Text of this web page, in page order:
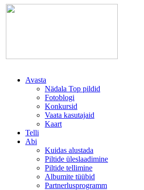
Avasta
Nädala Top pildid
Fotoblogi
Konkursid
Vaata kasutajaid
Kaart
Telli
Abi
Kuidas alustada
Piltide üleslaadimine
Piltide tellimine
Albumite tüübid
Partnerlusprogramm